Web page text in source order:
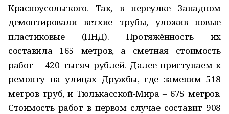
Красноусольского. Так, в переулке Западном
демонтировали ветхие трубы, уложив новые
пластиковые (ПНД). Протяжённость их
составила 165 метров, а сметная стоимость
работ – 420 тысяч рублей. Далее приступаем к
ремонту на улицах Дружбы, где заменим 518
метров труб, и Тюлькасской-Мира – 675 метров.
Стоимость работ в первом случае составит 908